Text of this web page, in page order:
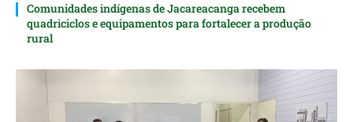
Comunidades indígenas de Jacareacanga recebem
quadriciclos e equipamentos para fortalecer a produção
rural